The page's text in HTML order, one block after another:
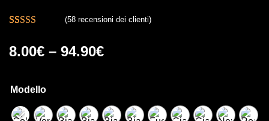
4.83su 5 su
(58recensioni dei clienti)
8.00€ – 94.90€
Modello